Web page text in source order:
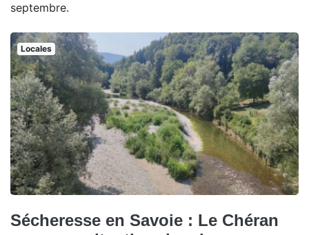
septembre.
Locales
Sécheresse en Savoie : Le Chéran